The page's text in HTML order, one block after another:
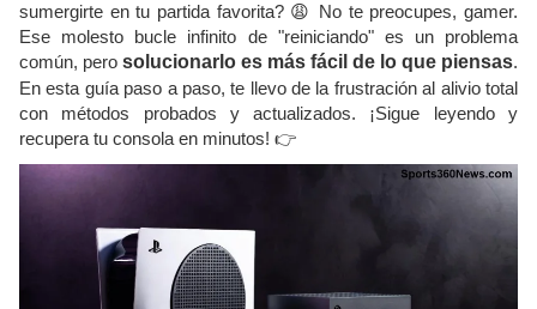
sumergirte en tu partida favorita? 😩 No te preocupes, gamer.
Ese molesto bucle infinito de "reiniciando" es un problema
común, pero solucionarlo es más fácil de lo que piensas.
En esta guía paso a paso, te llevo de la frustración al alivio total
con métodos probados y actualizados. ¡Sigue leyendo y
recupera tu consola en minutos! 👉